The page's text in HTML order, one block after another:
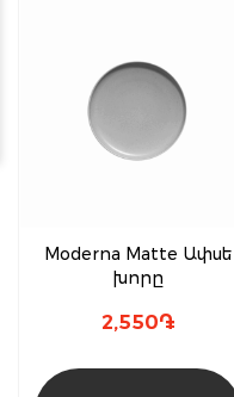
Moderna Matte Ափսե
խորը
2,550֏